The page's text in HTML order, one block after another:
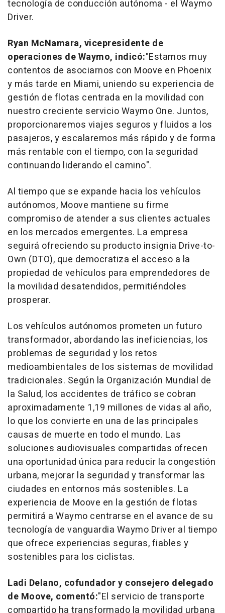
tecnología de conducción autónoma - el Waymo
Driver.
Ryan McNamara, vicepresidente de
operaciones de Waymo, indicó:"Estamos muy
contentos de asociarnos con Moove en Phoenix
y más tarde en Miami, uniendo su experiencia de
gestión de flotas centrada en la movilidad con
nuestro creciente servicio Waymo One. Juntos,
proporcionaremos viajes seguros y fluidos a los
pasajeros, y escalaremos más rápido y de forma
más rentable con el tiempo, con la seguridad
continuando liderando el camino".
Al tiempo que se expande hacia los vehículos
autónomos, Moove mantiene su firme
compromiso de atender a sus clientes actuales
en los mercados emergentes. La empresa
seguirá ofreciendo su producto insignia Drive-to-
Own (DTO), que democratiza el acceso a la
propiedad de vehículos para emprendedores de
la movilidad desatendidos, permitiéndoles
prosperar.
Los vehículos autónomos prometen un futuro
transformador, abordando las ineficiencias, los
problemas de seguridad y los retos
medioambientales de los sistemas de movilidad
tradicionales. Según la Organización Mundial de
la Salud, los accidentes de tráfico se cobran
aproximadamente 1,19 millones de vidas al año,
lo que los convierte en una de las principales
causas de muerte en todo el mundo. Las
soluciones audiovisuales compartidas ofrecen
una oportunidad única para reducir la congestión
urbana, mejorar la seguridad y transformar las
ciudades en entornos más sostenibles. La
experiencia de Moove en la gestión de flotas
permitirá a Waymo centrarse en el avance de su
tecnología de vanguardia Waymo Driver al tiempo
que ofrece experiencias seguras, fiables y
sostenibles para los ciclistas.
Ladi Delano, cofundador y consejero delegado
de Moove, comentó:"El servicio de transporte
compartido ha transformado la movilidad urbana